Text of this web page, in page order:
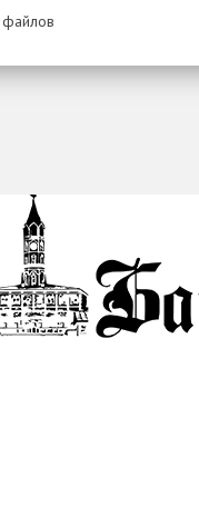
файлов